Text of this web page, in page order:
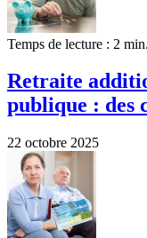
Temps de lecture : 2 min.
Retraite
publique : des
22 octobre 2025